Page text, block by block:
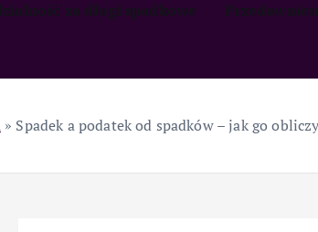
» Spadek a podatek od spadków – jak go